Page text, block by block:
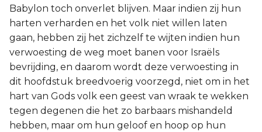
Babylon toch onverlet blijven. Maar indien zij hun
harten verharden en het volk niet willen laten
gaan, hebben zij het zichzelf te wijten indien hun
verwoesting de weg moet banen voor Israëls
bevrijding, en daarom wordt deze verwoesting in
dit hoofdstuk breedvoerig voorzegd, niet om in het
hart van Gods volk een geest van wraak te wekken
tegen degenen die het zo barbaars mishandeld
hebben, maar om hun geloof en hoop op hun